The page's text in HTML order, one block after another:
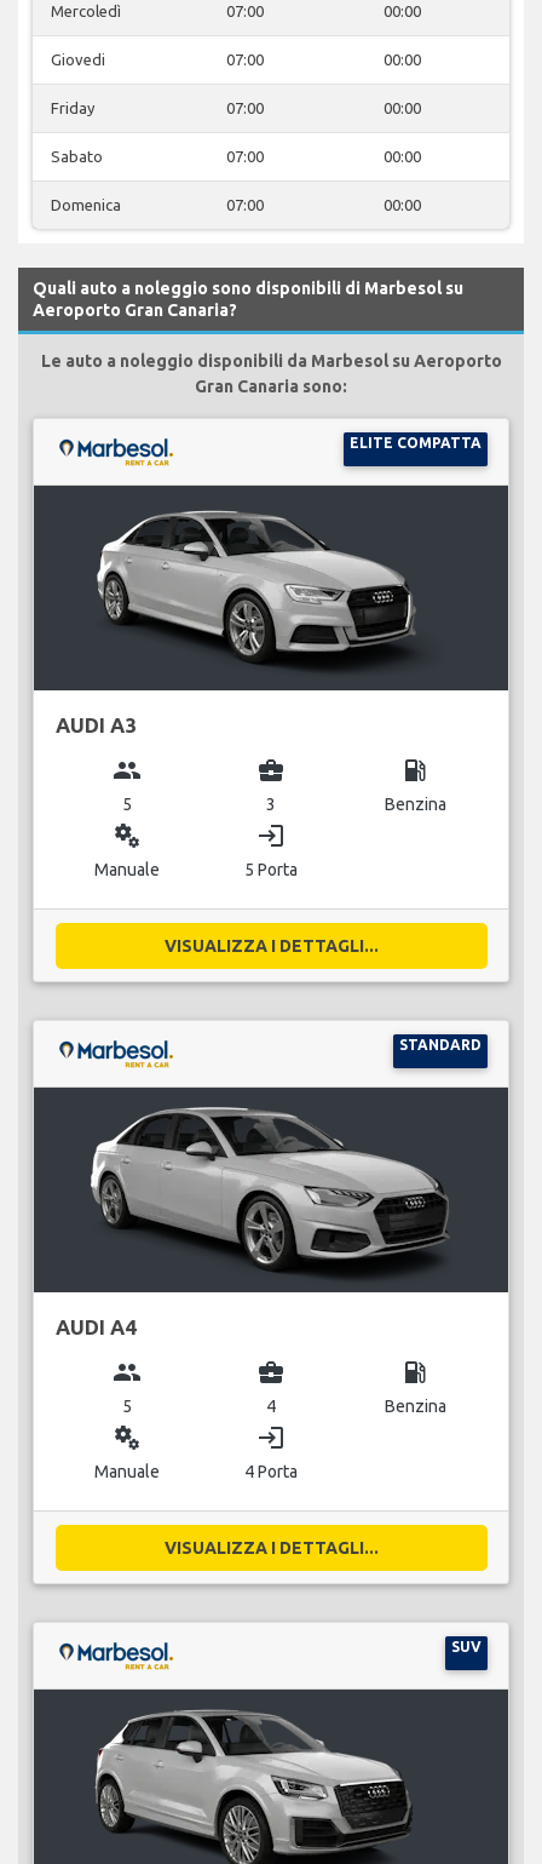
Mercoledì 07:00 00:00
Giovedi 07:00 00:00
Friday 07:00 00:00
Sabato 07:00 00:00
Domenica 07:00 00:00
Quali auto a noleggio sono disponibili di Marbesol su
Aeroporto Gran Canaria?
Le auto a noleggio disponibili da Marbesol su Aeroporto
Gran Canaria sono:
ELITE COMPATTA
AUDI A3
group
5
business_center
3
local_gas_station
Benzina
miscellaneous_services
Manuale
login
5 Porta
VISUALIZZA I DETTAGLI...
STANDARD
AUDI A4
group
5
business_center
4
local_gas_station
Benzina
miscellaneous_services
Manuale
login
4 Porta
VISUALIZZA I DETTAGLI...
SUV